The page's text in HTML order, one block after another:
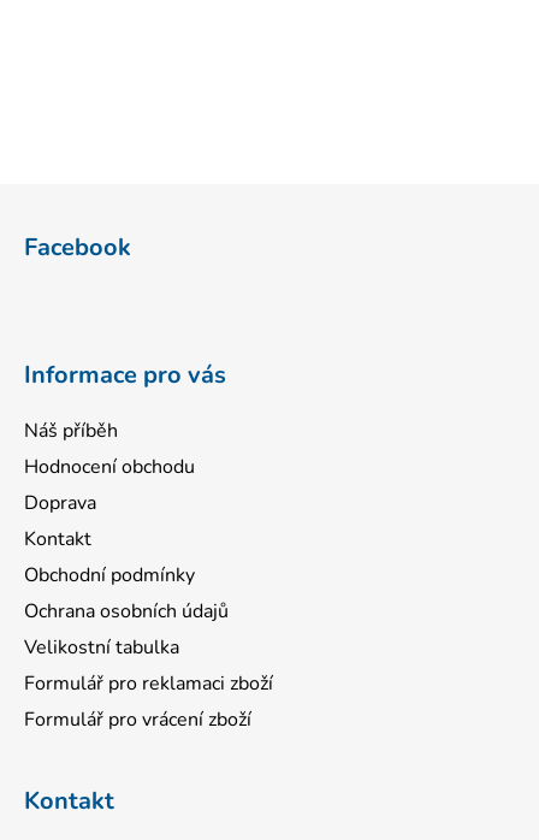
Facebook
Informace pro vás
Náš příběh
Hodnocení obchodu
Doprava
Kontakt
Obchodní podmínky
Ochrana osobních údajů
Velikostní tabulka
Formulář pro reklamaci zboží
Formulář pro vrácení zboží
Kontakt